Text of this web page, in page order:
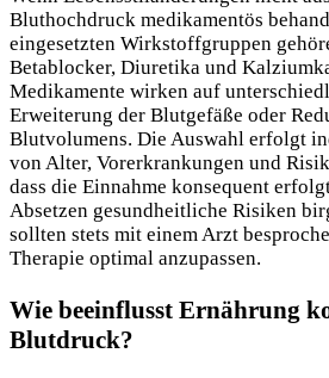
Bluthochdruck medikamentös
eingesetzten Wirkstoffgruppen
Betablocker, Diuretika und
Medikamente wirken auf
Erweiterung der Blutgefäße oder
Blutvolumens. Die Auswahl erfolgt
von Alter, Vorerkrankungen und
dass die Einnahme konsequent
Absetzen gesundheitliche Risiken
sollten stets mit einem Arzt
Therapie optimal anzupassen.
Wie beeinflusst Ernährung
Blutdruck?